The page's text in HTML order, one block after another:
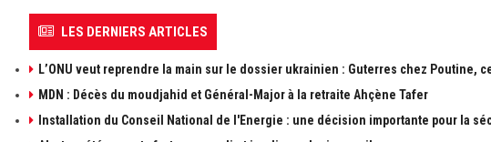
LES DERNIERS ARTICLES
L’ONU veut reprendre la main sur le dossier ukrainien : Guterres chez Poutine,
MDN : Décès du moudjahid et Général-Major à la retraite Ahçène Tafer
Installation du Conseil National de l'Energie : une décision importante pour la